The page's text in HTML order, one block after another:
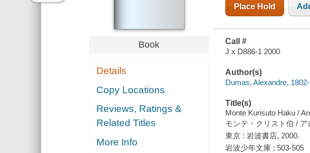
Book
Details
Copy Locations
Reviews, Ratings &
Related Titles
More Info
Place Hold
Call #
J x D886-1 2000
Author(s)
Dumas, Alexandre,
Title(s)
Monte Kurisuto Haku /
モンテ・クリスト伯 /
東京 : 岩波書店, 2000.
岩波少年文庫 ; 503-505